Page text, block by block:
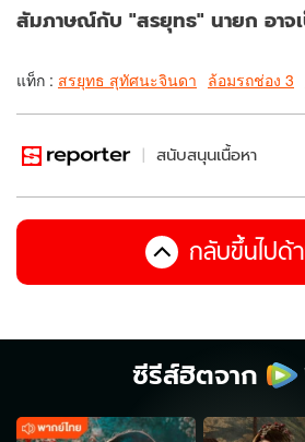
สัมภาษณ์กับ "สรยุทธ" นายก อาจ
แท็ก : สรยุทธ สุทัศนะจินดา ล้อมรถช่อง 3
สนับสนุนเนื้อหา
กลับขึ้นไปด้
ซีรีส์ฮิตจาก